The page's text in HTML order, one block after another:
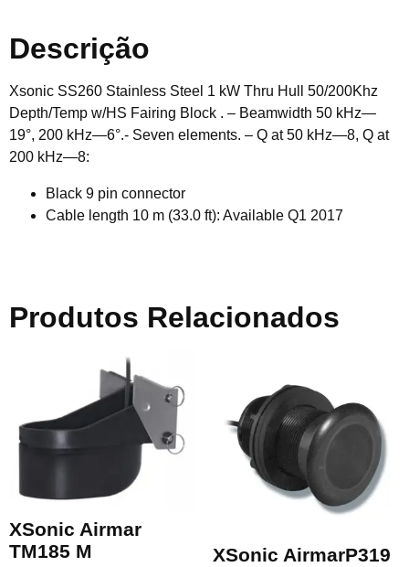
Descrição
Xsonic SS260 Stainless Steel 1 kW Thru Hull 50/200Khz
Depth/Temp w/HS Fairing Block . – Beamwidth 50 kHz—
19°, 200 kHz—6°.- Seven elements. – Q at 50 kHz—8, Q at
200 kHz—8:
Black 9 pin connector
Cable length 10 m (33.0 ft): Available Q1 2017
Produtos Relacionados
XSonic Airmar
TM185 M
XSonic AirmarP319